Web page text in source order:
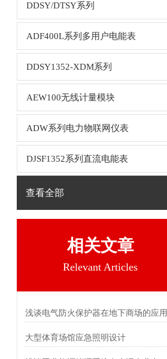
DDSY/DTSY系列
ADF400L系列多用户电能表
DDSY1352-XDM系列
AEW100无线计量模块
ADW系列电力物联网仪表
DJSF1352系列直流电能表
查看全部
相关文章
Relevant Articles
浅谈电气防火保护器在地下商场的应用
大型体育场馆应急照明设计